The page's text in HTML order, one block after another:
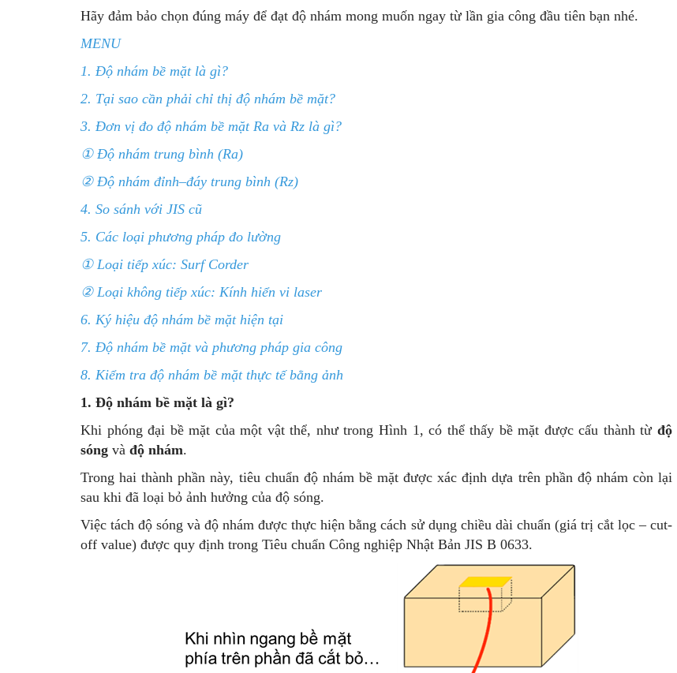
Hãy đảm bảo chọn đúng máy để đạt độ nhám mong muốn ngay từ lần gia công đầu tiên bạn nhé.
MENU
1. Độ nhám bề mặt là gì?
2. Tại sao cần phải chỉ thị độ nhám bề mặt?
3. Đơn vị đo độ nhám bề mặt Ra và Rz là gì?
① Độ nhám trung bình (Ra)
② Độ nhám đỉnh–đáy trung bình (Rz)
4. So sánh với JIS cũ
5. Các loại phương pháp đo lường
① Loại tiếp xúc: Surf Corder
② Loại không tiếp xúc: Kính hiển vi laser
6. Ký hiệu độ nhám bề mặt hiện tại
7. Độ nhám bề mặt và phương pháp gia công
8. Kiểm tra độ nhám bề mặt thực tế bằng ảnh
1. Độ nhám bề mặt là gì?
Khi phóng đại bề mặt của một vật thể, như trong Hình 1, có thể thấy bề mặt được cấu thành từ độ
sóng và độ nhám.
Trong hai thành phần này, tiêu chuẩn độ nhám bề mặt được xác định dựa trên phần độ nhám còn lại
sau khi đã loại bỏ ảnh hưởng của độ sóng.
Việc tách độ sóng và độ nhám được thực hiện bằng cách sử dụng chiều dài chuẩn (giá trị cắt lọc – cut-
off value) được quy định trong Tiêu chuẩn Công nghiệp Nhật Bản JIS B 0633.